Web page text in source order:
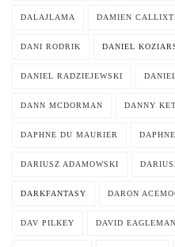
DALAJLAMA DAMIEN
DANI RODRIK DANIEL
DANIEL RADZIEJEWSKI
DANN MCDORMAN DANNY
DAPHNE DU MAURIER
DARIUSZ ADAMOWSKI
DARKFANTASY DARON
DAV PILKEY DAVID EAGLEMAN